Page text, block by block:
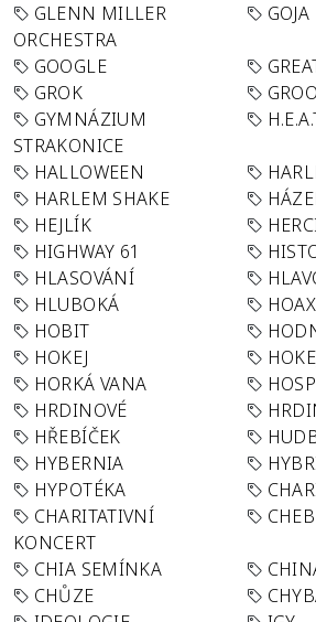
GLENN MILLER
ORCHESTRA
GOOGLE
GROK
GYMNÁZIUM
STRAKONICE
HALLOWEEN
HARLEM SHAKE
HEJLÍK
HIGHWAY 61
HLASOVÁNÍ
HLUBOKÁ
HOAX
HOBIT
HOKEJ
HORKÁ VANA
HRDINOVÉ
HŘEBÍČEK
HYBERNIA
HYPOTÉKA
CHARITATIVNÍ
KONCERT
CHEB
CHIA SEMÍNKA
CHŮZE